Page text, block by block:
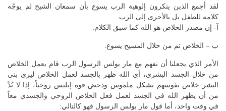
لقد أجمع الذين ينكرون إلوهية الرب يسوع بأن سمعان الشيخ لم يوجّه
كلامه للطفل بل بالأحرى إلى الرب.
آ- إن مصدر الخلاص هو الله كما سبق الكلام.
ب – الخلاص تم من خلال المسيح يسوع.
الأمر الذي يجعلنا أن نفهم مع مار بولس الرسول الرب قام بعمل الخلاص
من خلال الجسد البشري، أي الله ظهر بالجسد لعمل الخلاص ليرى بني
البشر خلاص نفوسهم بشكل ملموس ودحض قوة إبليس روحياً، إذا لا بُدَّ
من أن يظهر الله في الجسد لعمل فعل الخلاص الروحي والجسدي معاً
في وقت واحد، أما قول مار بولس الرسول فهو كالتالي: